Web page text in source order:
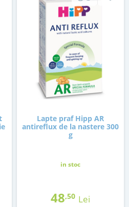
Lapte praf Hipp AR
antireflux de la nastere 300
g
in stoc
48,50 Lei